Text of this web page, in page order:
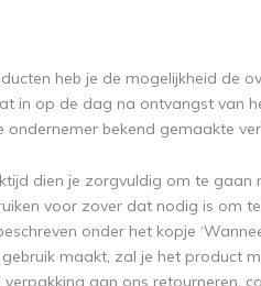
heb je de mogelijkheid de
in op de dag na ontvangst van
ondernemer bekend gemaakte
dien je zorgvuldig om te
voor zover dat nodig is om
onder het kopje
maakt, zal je het product
aan ons retourneren,